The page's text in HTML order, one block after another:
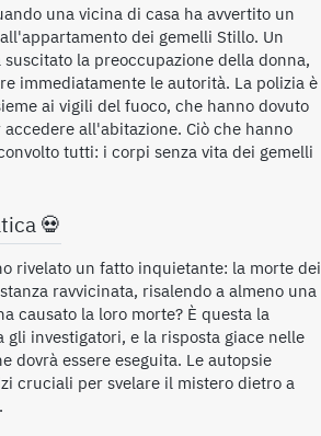
una vicina di casa ha avvertito un
dei gemelli Stillo. Un
la preoccupazione della donna,
immediatamente le autorità. La polizia è
ai vigili del fuoco, che hanno dovuto
all'abitazione. Ciò che hanno
tutti: i corpi senza vita dei gemelli
💀
rivelato un fatto inquietante: la morte dei
ravvicinata, risalendo a almeno una
causato la loro morte? È questa la
investigatori, e la risposta giace nelle
dovrà essere eseguita. Le autopsie
cruciali per svelare il mistero dietro a